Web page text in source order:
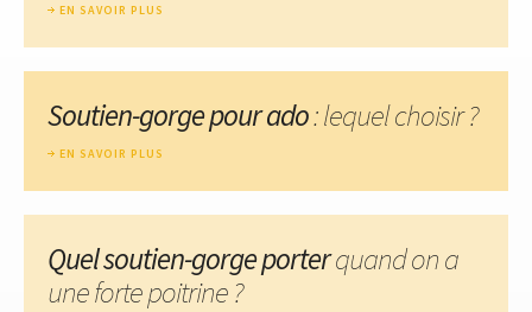
EN SAVOIR PLUS
Soutien-gorge pour ado: lequel choisir ?
EN SAVOIR PLUS
Quel soutien-gorge porterquand on a
une forte poitrine ?